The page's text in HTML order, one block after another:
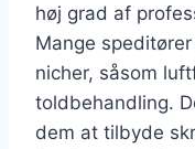
høj grad af
Mange
nicher, såsom
toldbehandling.
dem at tilbyde